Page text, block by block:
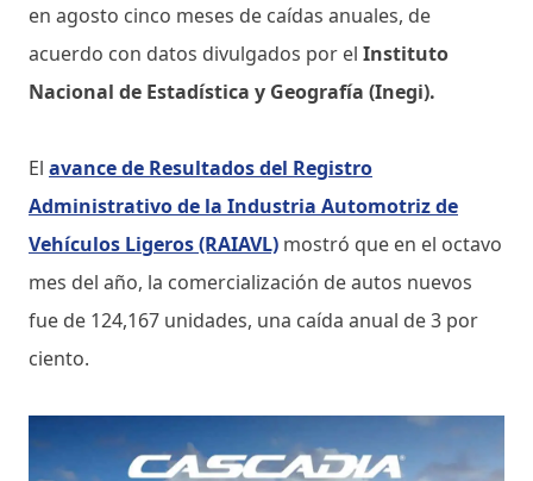
en agosto cinco meses de caídas anuales, de
acuerdo con datos divulgados por el Instituto
Nacional de Estadística y Geografía (Inegi).
El avance de Resultados del Registro
Administrativo de la Industria Automotriz de
Vehículos Ligeros (RAIAVL) mostró que en el octavo
mes del año, la comercialización de autos nuevos
fue de 124,167 unidades, una caída anual de 3 por
ciento.